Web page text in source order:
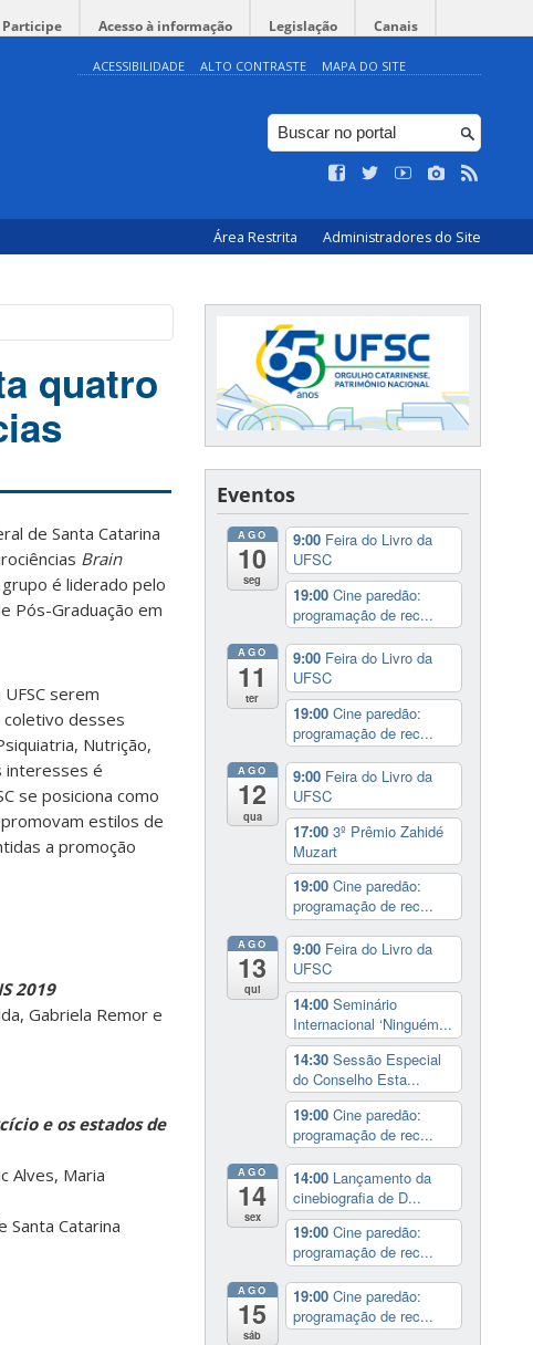
Participe Acesso à informação Legislação Canais
ACESSIBILIDADE ALTO CONTRASTE MAPA DO SITE
Área Restrita Administradores do Site
quatro
de Santa Catarina
Brain
é liderado pelo
Pós-Graduação em
serem
desses
Nutrição,
interesses é
se posiciona como
estilos de
a promoção
2019
Gabriela Remor e
e os estados de
Alves, Maria
Santa Catarina
Eventos
AGO
10
seg
9:00 Feira do Livro da
UFSC
19:00 Cine paredão:
programação de rec...
AGO
11
ter
9:00 Feira do Livro da
UFSC
19:00 Cine paredão:
programação de rec...
AGO
12
qua
9:00 Feira do Livro da
UFSC
17:00 3º Prêmio Zahidé
Muzart
19:00 Cine paredão:
programação de rec...
AGO
13
qui
9:00 Feira do Livro da
UFSC
14:00 Seminário
Internacional ‘Ninguém...
14:30 Sessão Especial
do Conselho Esta...
19:00 Cine paredão:
programação de rec...
AGO
14
sex
14:00 Lançamento da
cinebiografia de D...
19:00 Cine paredão:
programação de rec...
AGO
15
sáb
19:00 Cine paredão:
programação de rec...